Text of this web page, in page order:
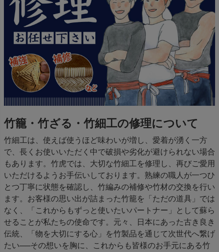
竹籠・竹ざる・竹細工の修理について
竹細工は、使えば使うほど味わいが増し、愛着が湧く一方
で、長くお使いいただく中で破損や劣化が避けられない場合
もあります。竹虎では、大切な竹細工を修理し、再びご愛用
いただけるようお手伝いしております。熟練の職人が一つひ
とつ丁寧に状態を確認し、竹編みの補修や竹材の交換を行い
ます。お客様の思い出が詰まった竹籠を「ただの道具」では
なく、「これからもずっと使いたいパートナー」として蘇ら
せることが私たちの使命です。元々、日本にあった古き良き
伝統、「物を大切にする心」を竹製品を通じて次世代へ繋げ
たい──その想いを胸に、これからも皆様のお手元にある竹